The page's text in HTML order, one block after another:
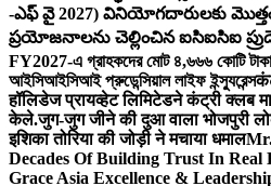
-ఎఫ్ వై 2027) వినియోగదారులకు మొత్తం
ప్రయోజనాలను చెల్లించిన ఐసిఐసిఐ
FY2027-এ গ্রাহকদের মোট ৪,৬৬৬ কোটি
আইসিআইসিআই প্রুডেন্সিয়াল লাইফ ইন্স্যুরেন্স
हॉलिडेज प्रायव्हेट लिमिटेडने कंट्री क्लब
केले.जुग-जुग जीने की दुआ वाला भोजपुरी
इशिका तोरिया की जोड़ी ने मचाया धमाल
Decades Of Building Trust In Real
Grace Asia Excellence &